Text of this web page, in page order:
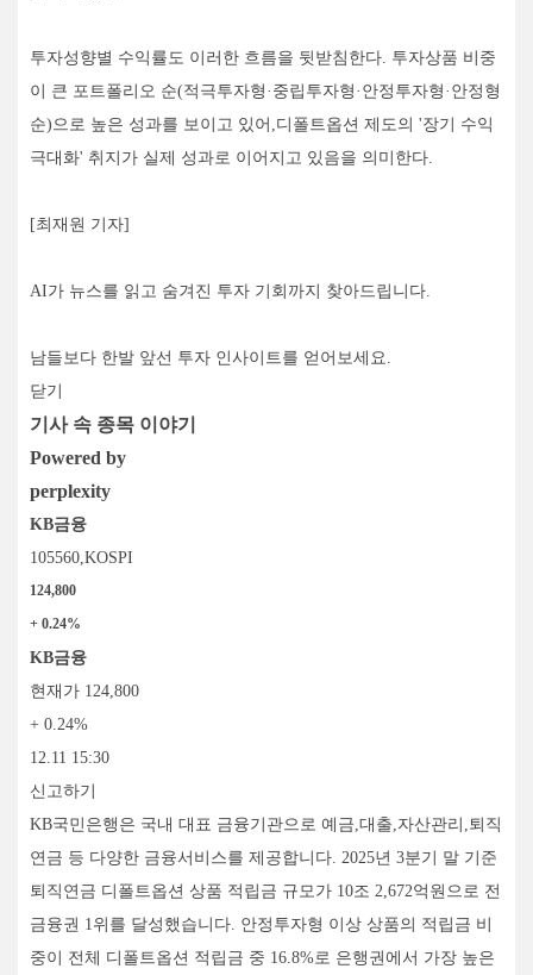
투자성향별 수익률도 이러한 흐름을 뒷받침한다. 투자상품 비중
이 큰 포트폴리오 순(적극투자형·중립투자형·안정투자형·안정형
순)으로 높은 성과를 보이고 있어,디폴트옵션 제도의 '장기 수익
극대화' 취지가 실제 성과로 이어지고 있음을 의미한다.
[최재원 기자]
AI가 뉴스를 읽고 숨겨진 투자 기회까지 찾아드립니다.
남들보다 한발 앞선 투자 인사이트를 얻어보세요.
닫기
기사 속 종목 이야기
Powered by
perplexity
KB금융
105560,KOSPI
124,800
+ 0.24%
KB금융
현재가 124,800
+ 0.24%
12.11 15:30
신고하기
KB국민은행은 국내 대표 금융기관으로 예금,대출,자산관리,퇴직
연금 등 다양한 금융서비스를 제공합니다. 2025년 3분기 말 기준
퇴직연금 디폴트옵션 상품 적립금 규모가 10조 2,672억원으로 전
금융권 1위를 달성했습니다. 안정투자형 이상 상품의 적립금 비
중이 전체 디폴트옵션 적립금 중 16.8%로 은행권에서 가장 높은